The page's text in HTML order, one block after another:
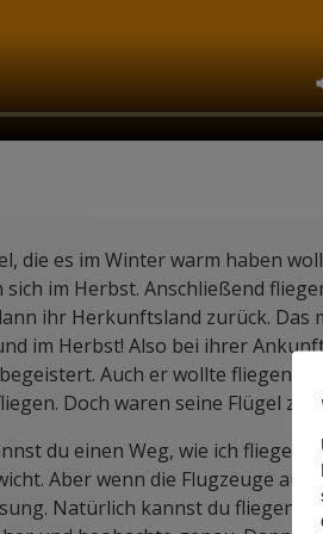
die es im Winter warm haben
sich im Herbst. Anschließend
ihr Herkunftsland zurück. Das
im Herbst! Also bei ihrer
Auch er wollte fliegen
Doch waren seine Flügel zu
du einen Weg, wie ich fliegen
Aber wenn die Flugzeuge
Natürlich kannst du fliegen